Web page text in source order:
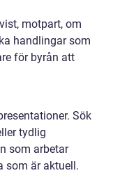
motpart, om
handlingar som
för byrån att
Sök
tydlig
som arbetar
som är aktuell.